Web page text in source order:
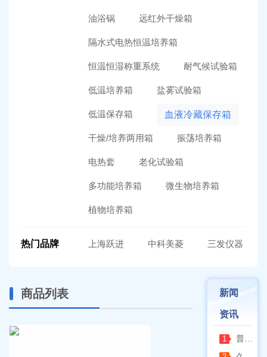
油浴锅 远红外干燥箱
隔水式电热恒温培养箱
恒温恒湿称重系统 耐气候试验箱
低温培养箱 盐雾试验箱
低温保存箱 血液冷藏保存箱
干燥/培养两用箱 振荡培养箱
电热套 老化试验箱
多功能培养箱 微生物培养箱
植物培养箱
热门品牌 上海跃进 中科美菱 三发仪器
商品列表 新闻
资讯
1 普通烘箱和耐腐蚀烘箱区分